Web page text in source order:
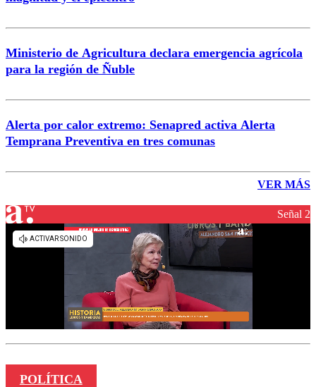
Ministerio de Agricultura declara emergencia agrícola
para la región de Ñuble
Alerta por calor extremo: Senapred activa Alerta
Temprana Preventiva en tres comunas
VER MÁS
Señal 2
POLÍTICA